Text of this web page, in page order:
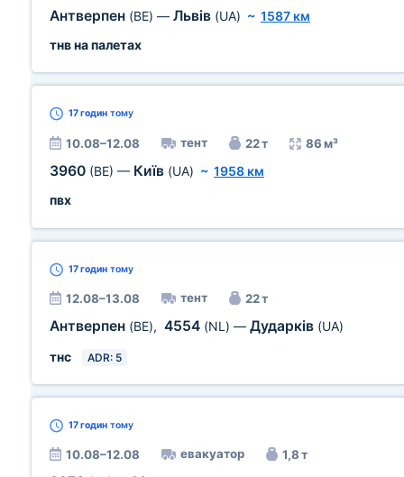
Антверпен (BE) — Львів (UA) ~ 1587 км
тнв на палетах
17 годин тому
10.08–12.08 тент 22 т 86 м³
3960 (BE) — Київ (UA) ~ 1958 км
пвх
17 годин тому
12.08–13.08 тент 22 т
Антверпен (BE), 4554 (NL) — Дударків (UA)
тнс
ADR: 5
17 годин тому
10.08–12.08 евакуатор 1,8 т